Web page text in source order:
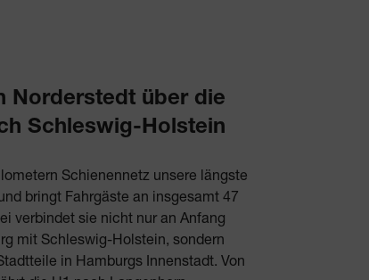
Norderstedt über die
Schleswig-Holstein
Schienennetz unsere längste
bringt Fahrgäste an insgesamt 47
verbindet sie nicht nur an Anfang
mit Schleswig-Holstein, sondern
in Hamburgs Innenstadt. Von